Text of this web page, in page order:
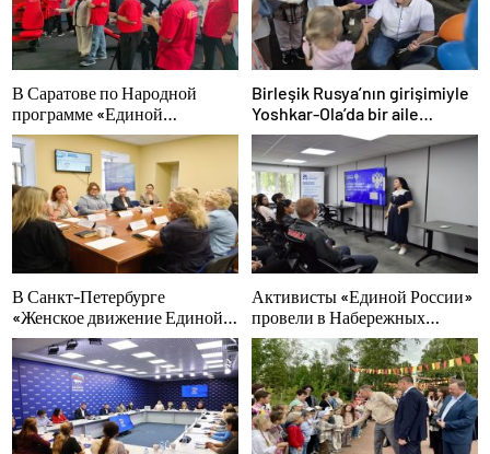
В Саратове по Народной
программе «Единой
России»-2021 открылся
адаптивный спортзал «Новая
высота»
Birleşik Rusya’nın girişimiyle
Yoshkar-Ola’da bir aile
festivali düzenlendi
В Санкт-Петербурге
«Женское движение Единой
России» сформировало
предложения по развитию
городских программ
поддержки женщин
Активисты «Единой России»
провели в Набережных
Челнах просветительские
мероприятия для молодых
специалистов КАМАЗа